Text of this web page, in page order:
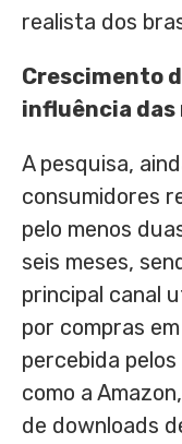
realista dos
Crescimento
influência das
A pesquisa,
consumidores
pelo menos
seis meses,
principal canal
por compras
percebida
como a
de downloads